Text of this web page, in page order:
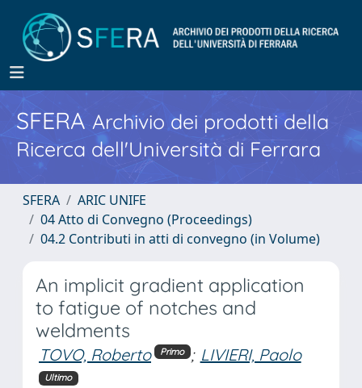
SFERA Archivio dei prodotti della
Ricerca dell'Università di Ferrara
SFERA
ARIC UNIFE
04 Atto di Convegno (Proceedings)
04.2 Contributi in atti di convegno (in Volume)
An implicit gradient application
to fatigue of notches and
weldments
TOVO, Roberto Primo ; LIVIERI, Paolo
Ultimo